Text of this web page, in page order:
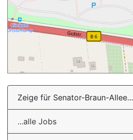
Zeige für Senator-Braun-Allee...
...alle Jobs